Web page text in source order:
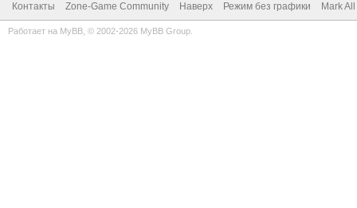
Контакты Zone-Game Community Наверх Режим без графики Mark
Работает на MyBB , © 2002-2026 MyBB Group